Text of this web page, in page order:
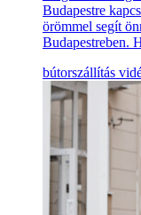
Budapestre
örömmel segít
Budapestreben.
bútorszállítás